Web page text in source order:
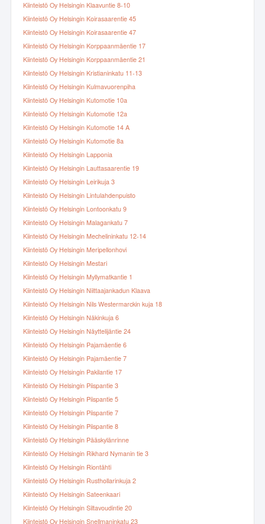
Kiinteistö Oy Helsingin Klaavuntie 8-10
Kiinteistö Oy Helsingin Koirasaarentie 45
Kiinteistö Oy Helsingin Koirasaarentie 47
Kiinteistö Oy Helsingin Korppaanmäentie 17
Kiinteistö Oy Helsingin Korppaanmäentie 21
Kiinteistö Oy Helsingin Kristianinkatu 11-13
Kiinteistö Oy Helsingin Kulmavuorenpiha
Kiinteistö Oy Helsingin Kutomotie 10a
Kiinteistö Oy Helsingin Kutomotie 12a
Kiinteistö Oy Helsingin Kutomotie 14 A
Kiinteistö Oy Helsingin Kutomotie 8a
Kiinteistö Oy Helsingin Lapponia
Kiinteistö Oy Helsingin Lauttasaarentie 19
Kiinteistö Oy Helsingin Leirikuja 3
Kiinteistö Oy Helsingin Lintulahdenpuisto
Kiinteistö Oy Helsingin Lontoonkatu 9
Kiinteistö Oy Helsingin Malagankatu 7
Kiinteistö Oy Helsingin Mechelininkatu 12-14
Kiinteistö Oy Helsingin Meripellonhovi
Kiinteistö Oy Helsingin Mestari
Kiinteistö Oy Helsingin Myllymatkantie 1
Kiinteistö Oy Helsingin Niittaajankadun Klaava
Kiinteistö Oy Helsingin Nils Westermarckin kuja 18
Kiinteistö Oy Helsingin Näkinkuja 6
Kiinteistö Oy Helsingin Näyttelijäntie 24
Kiinteistö Oy Helsingin Pajamäentie 6
Kiinteistö Oy Helsingin Pajamäentie 7
Kiinteistö Oy Helsingin Pakilantie 17
Kiinteistö Oy Helsingin Piispantie 3
Kiinteistö Oy Helsingin Piispantie 5
Kiinteistö Oy Helsingin Piispantie 7
Kiinteistö Oy Helsingin Piispantie 8
Kiinteistö Oy Helsingin Pääskylänrinne
Kiinteistö Oy Helsingin Rikhard Nymanin tie 3
Kiinteistö Oy Helsingin Riontähti
Kiinteistö Oy Helsingin Rusthollarinkuja 2
Kiinteistö Oy Helsingin Sateenkaari
Kiinteistö Oy Helsingin Siltavoudintie 20
Kiinteistö Oy Helsingin Snellmaninkatu 23